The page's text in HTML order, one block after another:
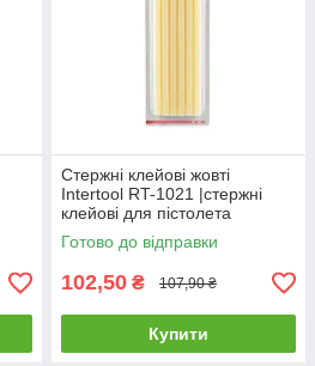
Стержні клейові жовті
Intertool RT-1021 |стержні
клейові для пістолета
Intertool RT-1021 клей для
пістолета
Готово до відправки
102,50 ₴ 107,90 ₴
Купити